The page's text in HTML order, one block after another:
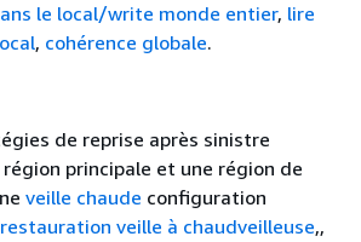
le local/write monde entier, lire
, cohérence globale.
de reprise après sinistre
principale et une région de
veille chaude configuration
veille à chaudveilleuse,,